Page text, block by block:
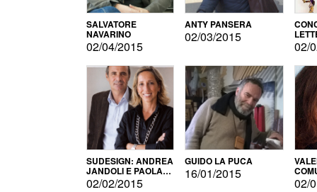
SALVATORE
NAVARINO
02/04/2015
ANTY PANSERA
02/03/2015
02/
SUDESIGN: ANDREA
JANDOLI E PAOLA
PISAPIA
02/02/2015
GUIDO LA PUCA
16/01/2015
02/